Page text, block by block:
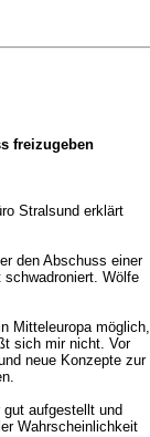
freizugeben
Stralsund erklärt
den Abschuss einer
Wölfe
Mitteleuropa möglich,
sich mir nicht. Vor
neue Konzepte zur
aufgestellt und
Wahrscheinlichkeit